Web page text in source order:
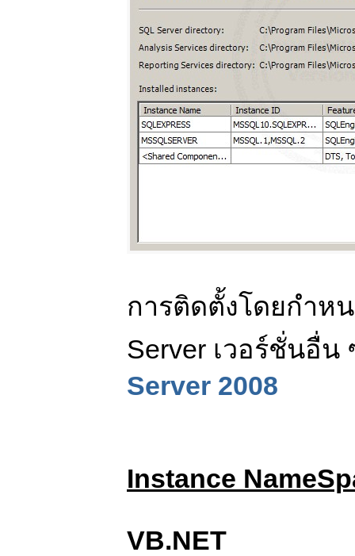
การติดตั้งโดยกำห
Server เวอร์ชั่นอื่
Server 2008
Instance
VB.NET